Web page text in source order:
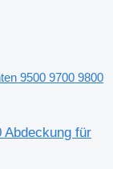
9500 9700 9800
Abdeckung für